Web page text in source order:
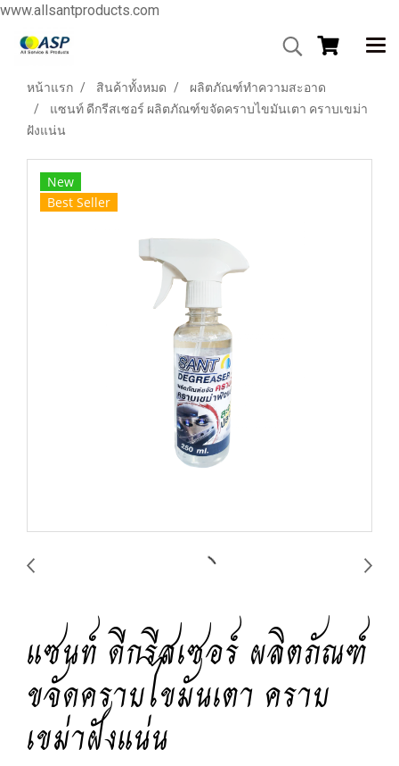
www.allsantproducts.com
หน้าแรก สินค้าทั้งหมด
ผลิตภัณฑ์ทำความสะอาด
แซนท์ ดีกรีสเซอร์ ผลิตภัณฑ์ขจัดคราบไขมันเตา คราบเขม่า
ฝังแน่น
New
Best Seller
แซนท์ ดีกรีสเซอร์ ผลิตภัณฑ์
ขจัดคราบไขมันเตา คราบ
เขม่าฝังแน่น